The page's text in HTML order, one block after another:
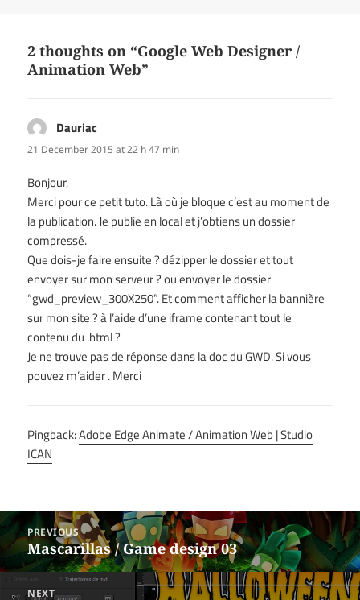
2 thoughts on “Google Web Designer /
Animation Web”
Dauriac
21 December 2015 at 22 h 47 min
Bonjour,
Merci pour ce petit tuto. Là où je bloque c’est au moment de
la publication. Je publie en local et j’obtiens un dossier
compressé.
Que dois-je faire ensuite ? dézipper le dossier et tout
envoyer sur mon serveur ? ou envoyer le dossier
“gwd_preview_300X250”. Et comment afficher la bannière
sur mon site ? à l’aide d’une iframe contenant tout le
contenu du .html ?
Je ne trouve pas de réponse dans la doc du GWD. Si vous
pouvez m’aider . Merci
Pingback:Adobe Edge Animate / Animation Web | Studio
ICAN
Post
navigationPREVIOUS
Previous
post:
Mascarillas / Game design 03
NEXT